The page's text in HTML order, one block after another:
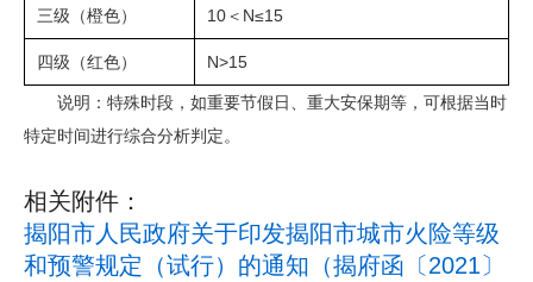
三级（橙色） 10＜N≤15
四级（红色） N>15
说明：特殊时段，如重要节假日、重大安保期等，可根据当时
特定时间进行综合分析判定。
相关附件：
揭阳市人民政府关于印发揭阳市城市火险等级
和预警规定（试行）的通知（揭府函〔2021〕